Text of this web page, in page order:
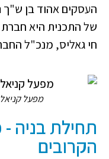
של התכנית היא חברת
חי גאליס, מנכ"ל
מפעל
תחילת בניה
הקרובים